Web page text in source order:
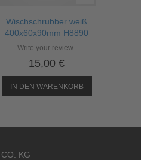
Wischschrubber weiß
400x60x90mm H8890
Write your review
15,00 €
IN DEN WARENKORB
KG